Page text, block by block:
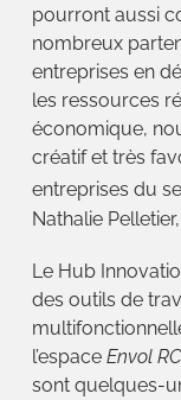
pourront aussi
nombreux
entreprises en
les ressources
économique,
créatif et très
entreprises du
Nathalie
Le Hub
des outils de
l’espace Envol
sont quelques-